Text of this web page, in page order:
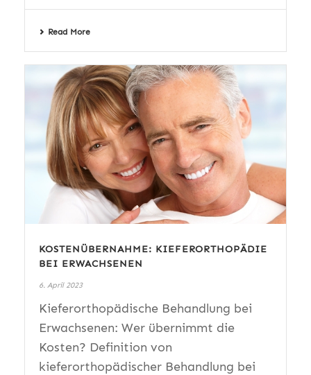
Read More
KOSTENÜBERNAHME: KIEFERORTHOPÄDIE
BEI ERWACHSENEN
6. April 2023
Kieferorthopädische Behandlung bei
Erwachsenen: Wer übernimmt die
Kosten? Definition von
kieferorthopädischer Behandlung bei